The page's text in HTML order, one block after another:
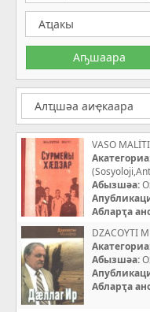
VASO MALİTI
Абызшәа:
Абларҭа
DZACOYTI
Абызшәа:
Абларҭа